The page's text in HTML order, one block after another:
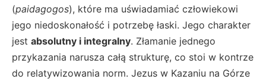
(paidagogos), które ma uświadamiać człowiekowi
jego niedoskonałość i potrzebę łaski. Jego charakter
jest absolutny i integralny. Złamanie jednego
przykazania narusza całą strukturę, co stoi w kontrze
do relatywizowania norm. Jezus w Kazaniu na Górze